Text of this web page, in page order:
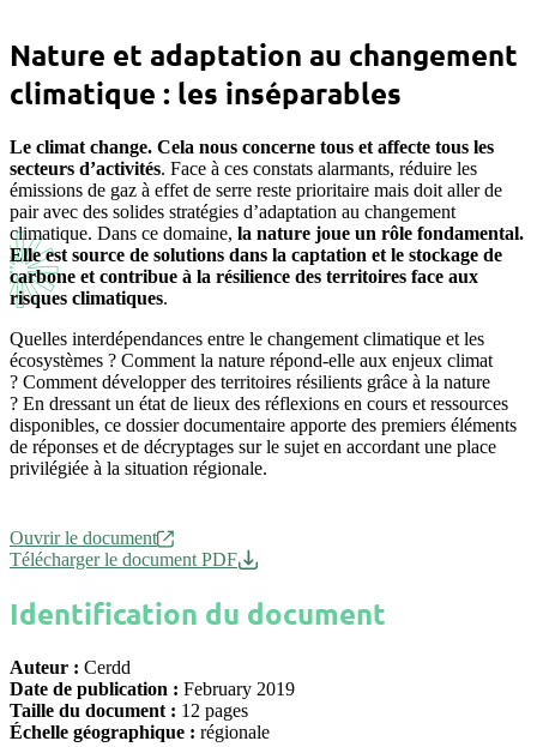
Nature et adaptation au changement
climatique : les inséparables
Le climat change. Cela nous concerne tous et affecte tous les
secteurs d’activités. Face à ces constats alarmants, réduire les
émissions de gaz à effet de serre reste prioritaire mais doit aller de
pair avec des solides stratégies d’adaptation au changement
climatique. Dans ce domaine, la nature joue un rôle fondamental.
Elle est source de solutions dans la captation et le stockage de
carbone et contribue à la résilience des territoires face aux
risques climatiques.
Quelles interdépendances entre le changement climatique et les
écosystèmes ? Comment la nature répond-elle aux enjeux climat
? Comment développer des territoires résilients grâce à la nature
? En dressant un état de lieux des réflexions en cours et ressources
disponibles, ce dossier documentaire apporte des premiers éléments
de réponses et de décryptages sur le sujet en accordant une place
privilégiée à la situation régionale.
Ouvrir le document
Télécharger le document PDF
Identification du document
Auteur : Cerdd
Date de publication : February 2019
Taille du document : 12 pages
Échelle géographique : régionale